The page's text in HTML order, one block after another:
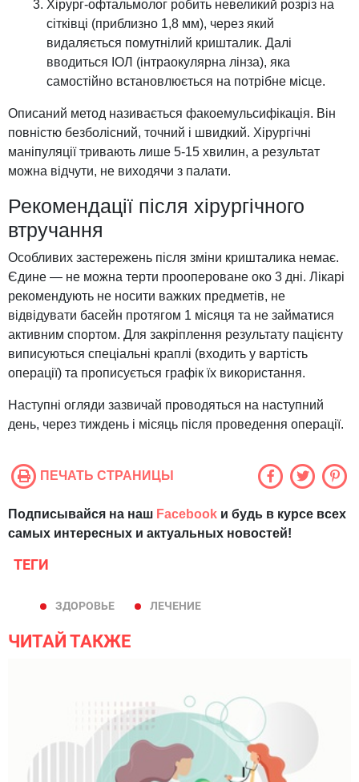
Хірург-офтальмолог робить невеликий розріз на
сітківці (приблизно 1,8 мм), через який
видаляється помутнілий кришталик. Далі
вводиться ІОЛ (інтраокулярна лінза), яка
самостійно встановлюється на потрібне місце.
Описаний метод називається факоемульсифікація. Він
повністю безболісний, точний і швидкий. Хірургічні
маніпуляції тривають лише 5-15 хвилин, а результат
можна відчути, не виходячи з палати.
Рекомендації після хірургічного
втручання
Особливих застережень після зміни кришталика немає.
Єдине — не можна терти проопероване око 3 дні. Лікарі
рекомендують не носити важких предметів, не
відвідувати басейн протягом 1 місяця та не займатися
активним спортом. Для закріплення результату пацієнту
виписуються спеціальні краплі (входить у вартість
операції) та прописується графік їх використання.
Наступні огляди зазвичай проводяться на наступний
день, через тиждень і місяць після проведення операції.
ПЕЧАТЬ СТРАНИЦЫ
Подписывайся на наш Facebook и будь в курсе всех
самых интересных и актуальных новостей!
ТЕГИ
ЗДОРОВЬЕ ЛЕЧЕНИЕ
ЧИТАЙ ТАКЖЕ